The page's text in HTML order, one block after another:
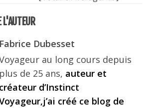
L'AUTEUR
Fabrice Dubesset
au long cours depuis
plus de 25 ans, auteur et
créateur d’Instinct
créé ce blog de